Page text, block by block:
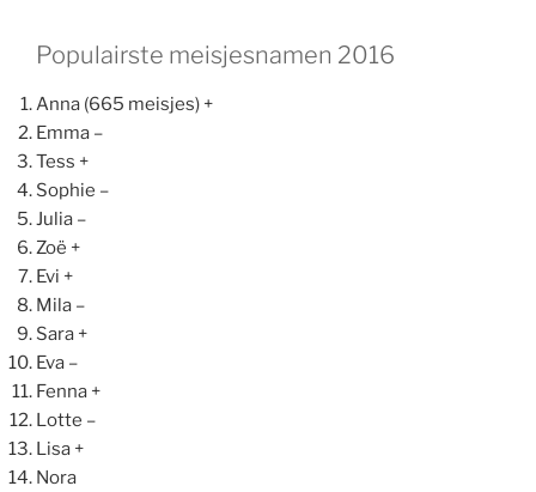
Populairste meisjesnamen 2016
Anna (665 meisjes) +
Emma –
Tess +
Sophie –
Julia –
Zoë +
Evi +
Mila –
Sara +
Eva –
Fenna +
Lotte –
Lisa +
Nora